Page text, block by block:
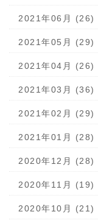
2021年06月 (26)
2021年05月 (29)
2021年04月 (26)
2021年03月 (36)
2021年02月 (29)
2021年01月 (28)
2020年12月 (28)
2020年11月 (19)
2020年10月 (21)